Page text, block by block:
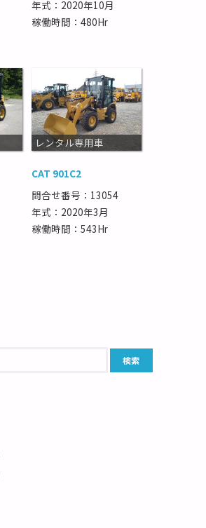
年式：2020年10月
稼働時間：480Hr
レンタル専用車
CAT 901C2
問合せ番号：13054
年式：2020年3月
稼働時間：543Hr